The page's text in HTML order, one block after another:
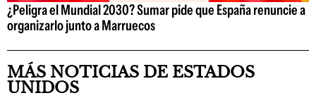
¿Peligra el Mundial 2030? Sumar pide que España renuncie a
organizarlo junto a Marruecos
MÁS NOTICIAS DE ESTADOS
UNIDOS